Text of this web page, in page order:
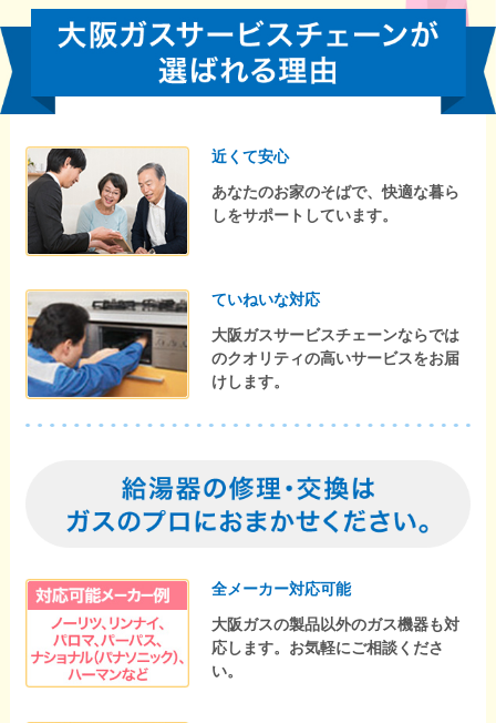
近くて安心
あなたのお家のそばで、快適な暮ら
しをサポートしています。
ていねいな対応
大阪ガスサービスチェーンならでは
のクオリティの高いサービスをお届
けします。
全メーカー対応可能
大阪ガスの製品以外のガス機器も対
応します。お気軽にご相談くださ
い。